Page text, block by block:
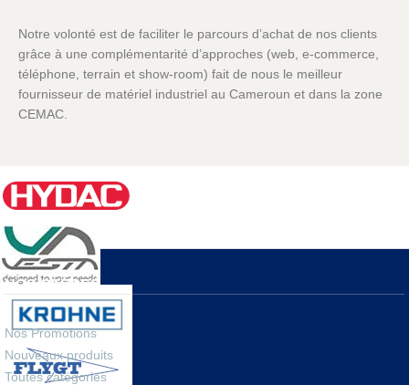
Notre volonté est de faciliter le parcours d’achat de nos clients
grâce à une complémentarité d’approches (web, e-commerce,
téléphone, terrain et show-room) fait de nous le meilleur
fournisseur de matériel industriel au Cameroun et dans la zone
CEMAC.
séminaires en ligne, démonstrations à distance,
NOS OFFRES
Nos Promotions
Nouveaux produits
Toutes catégories